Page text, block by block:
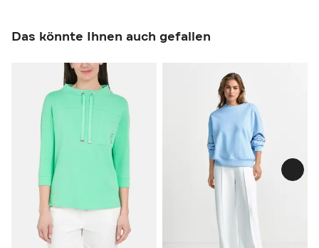
Das könnte Ihnen auch gefallen